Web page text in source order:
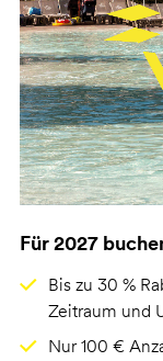
Für 2027
Bis zu 30 %
Zeitraum und
Nur 100 €